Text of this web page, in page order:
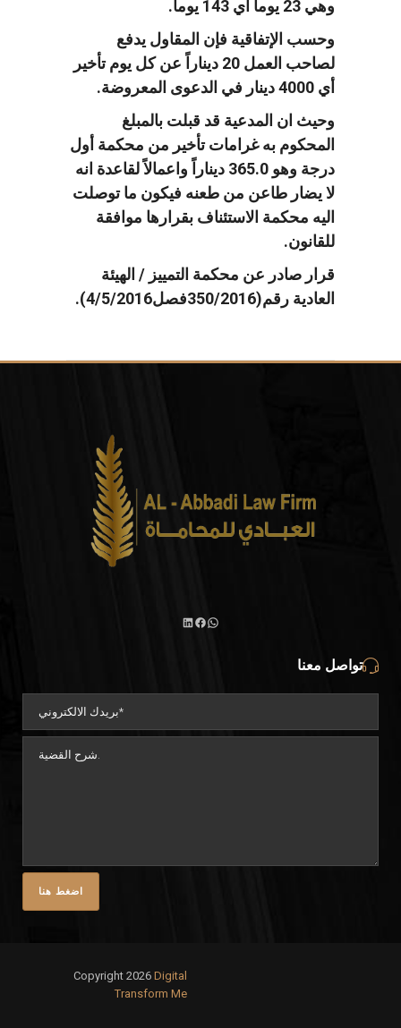
وهي 23 يوماً أي 143 يوماً.
وحسب الإتفاقية فإن المقاول يدفع
لصاحب العمل 20 ديناراً عن كل يوم تأخير
أي 4000 دينار في الدعوى المعروضة.
وحيث ان المدعية قد قبلت بالمبلغ
المحكوم به غرامات تأخير من محكمة أول
درجة وهو 365.0 ديناراً واعمالاً لقاعدة انه
لا يضار طاعن من طعنه فيكون ما توصلت
اليه محكمة الاستئناف بقرارها موافقة
للقانون.
قرار صادر عن محكمة التمييز / الهيئة
العادية رقم(350/2016فصل4/5/2016).
تواصل معنا
Copyright 2026 Digital
Transform Me